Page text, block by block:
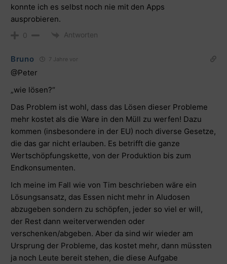
konnte ich es selbst noch nie mit den Apps
ausprobieren.
0 Antworten
Bruno 7 Jahre vor
@Peter
„wie lösen?“
Das Problem ist wohl, dass das Lösen dieser Probleme
mehr kostet als die Ware in den Müll zu werfen! Dazu
kommen (insbesondere in der EU) noch diverse Gesetze,
die das gar nicht erlauben. Es betrifft die ganze
Wertschöpfungskette, von der Produktion bis zum
Endkonsumenten.
Ich meine im Fall wie von Tim beschrieben wäre ein
Lösungsansatz, das Essen nicht mehr in Aludosen
abzugeben sondern zu schöpfen, jeder so viel er will,
der Rest dann weiterverwenden oder
verschenken/abgeben. Aber da sind wir wieder am
Ursprung der Probleme, das kostet mehr, dann müssten
ja noch Leute bereit stehen, die diese Aufgabe